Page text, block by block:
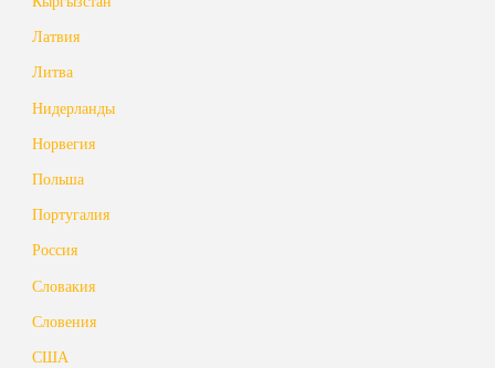
Латвия
Литва
Нидерланды
Норвегия
Польша
Португалия
Россия
Словакия
Словения
США